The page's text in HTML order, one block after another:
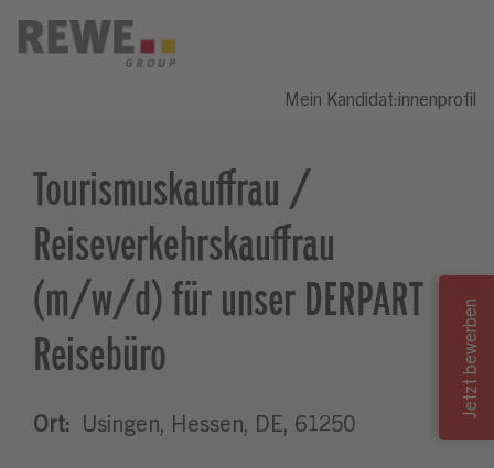
Mein Kandidat:innenprofil
Tourismuskauffrau /
Reiseverkehrskauffrau
(m/w/d) für unser DERPART
Reisebüro
Ort: Usingen, Hessen, DE, 61250